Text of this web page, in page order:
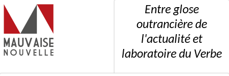
Entre glose
outrancière de
l'actualité et
laboratoire du Verbe